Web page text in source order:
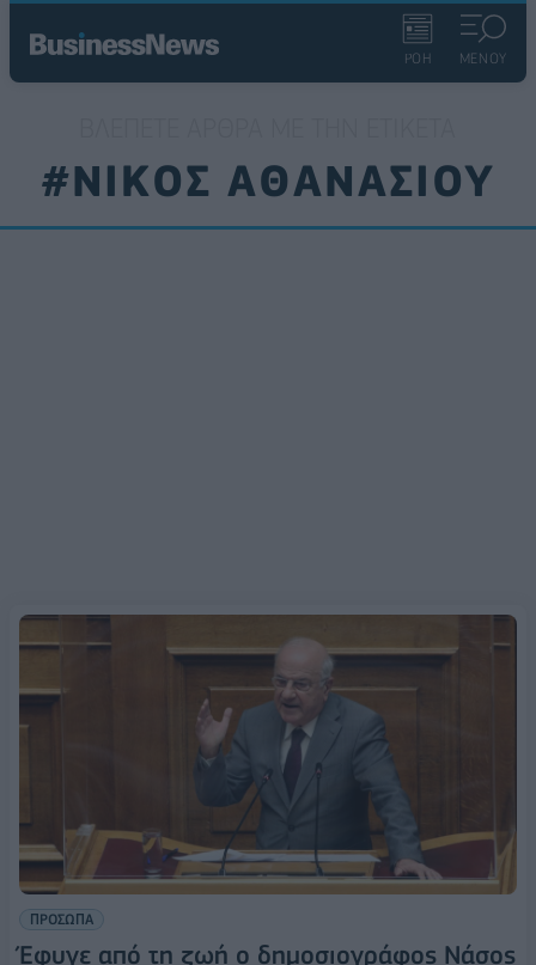
ΡΟΗ ΜΕΝΟΥ
#ΝΙΚΟΣ ΑΘΑΝΑΣΙΟΥ
ΠΡΟΣΩΠΑ
Έφυγε από τη ζωή ο δημοσιογράφος Νάσος